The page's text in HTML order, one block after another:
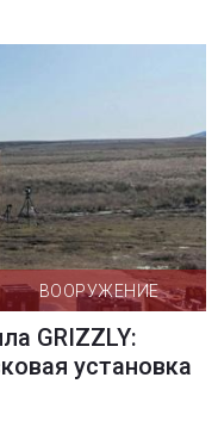
ВООРУЖЕНИЕ
GRIZZLY:
установка